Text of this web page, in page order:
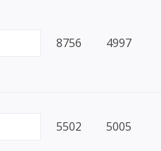
8756 4997
5502 5005